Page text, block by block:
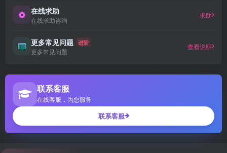
在线求助
在线求助咨询
求助
更多常见问题 进阶
更多常见问题
查看说明
联系客服
在线客服，为您服务
联系客服